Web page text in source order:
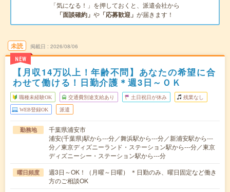
「気になる！」を押しておくと、派遣会社から
「面談確約」 や 「応募歓迎」 が届きます！
未読
NEW
掲載日 2026/08/06
【月収14万以上！年齢不問】あなたの希望に合
わせて働ける！日勤介護＊週3日～ＯＫ
職種未経験OK 交通費別途支給あり 土日祝日が休み 残業なし
WEB登録OK 派遣
勤務地
千葉県浦安市
浦安(千葉県)駅から---分／舞浜駅から---分／新浦安駅から---
分／東京ディズニーランド・ステーション駅から---分／東京
ディズニーシー・ステーション駅から---分
曜日頻度
週3日～OK！（月曜～日曜） ＊日勤のみ、曜日固定など働き
方のご相談OK